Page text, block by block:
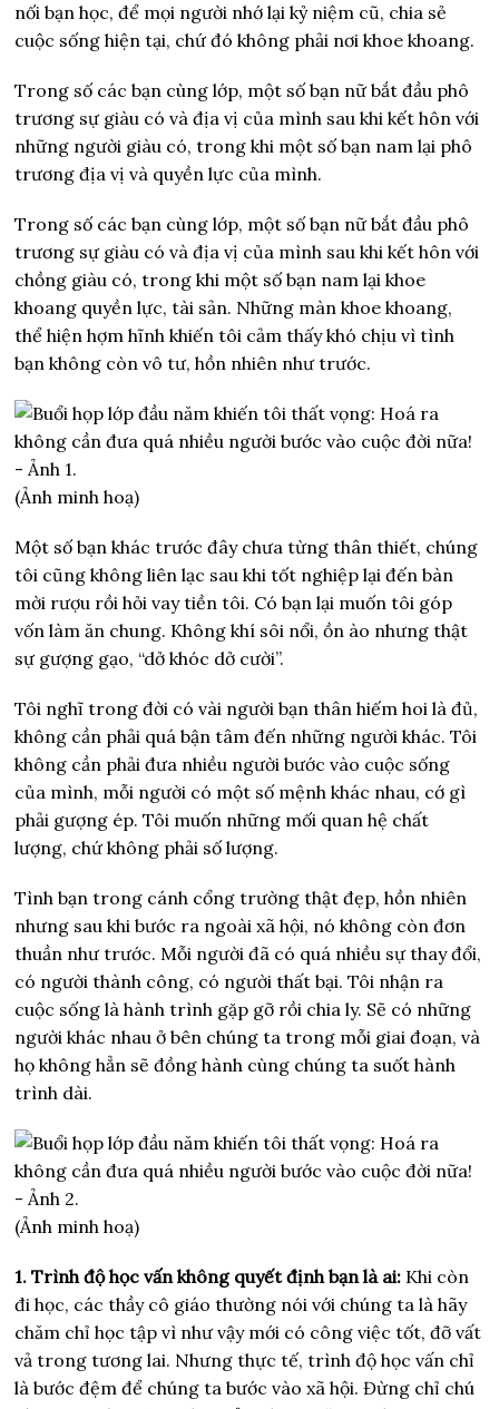
nối bạn học, để mọi người nhớ lại kỷ niệm cũ, chia sẻ
cuộc sống hiện tại, chứ đó không phải nơi khoe khoang.
Trong số các bạn cùng lớp, một số bạn nữ bắt đầu phô
trương sự giàu có và địa vị của mình sau khi kết hôn với
những người giàu có, trong khi một số bạn nam lại phô
trương địa vị và quyền lực của mình.
Trong số các bạn cùng lớp, một số bạn nữ bắt đầu phô
trương sự giàu có và địa vị của mình sau khi kết hôn với
chồng giàu có, trong khi một số bạn nam lại khoe
khoang quyền lực, tài sản. Những màn khoe khoang,
thể hiện hợm hĩnh khiến tôi cảm thấy khó chịu vì tình
bạn không còn vô tư, hồn nhiên như trước.
(Ảnh minh hoạ)
Một số bạn khác trước đây chưa từng thân thiết, chúng
tôi cũng không liên lạc sau khi tốt nghiệp lại đến bàn
mời rượu rồi hỏi vay tiền tôi. Có bạn lại muốn tôi góp
vốn làm ăn chung. Không khí sôi nổi, ồn ào nhưng thật
sự gượng gạo, “dở khóc dở cười”.
Tôi nghĩ trong đời có vài người bạn thân hiếm hoi là đủ,
không cần phải quá bận tâm đến những người khác. Tôi
không cần phải đưa nhiều người bước vào cuộc sống
của mình, mỗi người có một số mệnh khác nhau, cớ gì
phải gượng ép. Tôi muốn những mối quan hệ chất
lượng, chứ không phải số lượng.
Tình bạn trong cánh cổng trường thật đẹp, hồn nhiên
nhưng sau khi bước ra ngoài xã hội, nó không còn đơn
thuần như trước. Mỗi người đã có quá nhiều sự thay đổi,
có người thành công, có người thất bại. Tôi nhận ra
cuộc sống là hành trình gặp gỡ rồi chia ly. Sẽ có những
người khác nhau ở bên chúng ta trong mỗi giai đoạn, và
họ không hẳn sẽ đồng hành cùng chúng ta suốt hành
trình dài.
(Ảnh minh hoạ)
1. Trình độ học vấn không quyết định bạn là ai: Khi còn
đi học, các thầy cô giáo thường nói với chúng ta là hãy
chăm chỉ học tập vì như vậy mới có công việc tốt, đỡ vất
vả trong tương lai. Nhưng thực tế, trình độ học vấn chỉ
là bước đệm để chúng ta bước vào xã hội. Đừng chỉ chú